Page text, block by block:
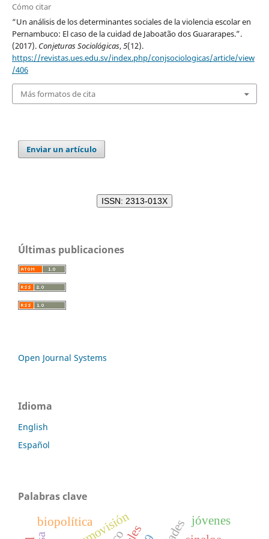
Cómo citar
“Un análisis de los determinantes sociales de la violencia escolar en
Pernambuco: El caso de la cuidad de Jaboatão dos Guararapes.”.
(2017). Conjeturas Sociológicas,5(12).
https://revistas.ues.edu.sv/index.php/conjsociologicas/article/view
/406
Más formatos de cita
Enviar un artículo
ISSN: 2313-013X
Últimas publicaciones
Open Journal Systems
Idioma
English
Español
Palabras clave
biopolítica jóvenes